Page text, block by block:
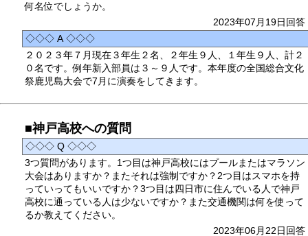
何名位でしょうか。
2023年07月19日回答
◇◇◇ A ◇◇◇
２０２３年７月現在３年生２名、２年生９人、１年生９人、計２
０名です。例年新入部員は３～９人です。本年度の全国総合文化
祭鹿児島大会で7月に演奏をしてきます。
■神戸高校への質問
◇◇◇ Q ◇◇◇
3つ質問があります。1つ目は神戸高校にはプールまたはマラソン
大会はありますか？またそれは強制ですか？2つ目はスマホを持
っていってもいいですか？3つ目は四日市に住んでいる人で神戸
高校に通っている人は少ないですか？また交通機関は何を使って
るか教えてください。
2023年06月22日回答